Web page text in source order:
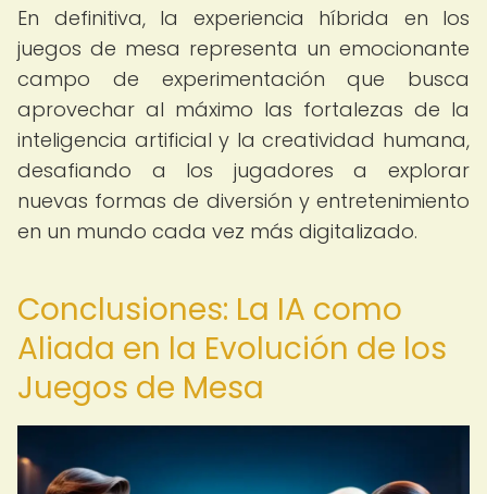
En definitiva, la experiencia híbrida en los
juegos de mesa representa un emocionante
campo de experimentación que busca
aprovechar al máximo las fortalezas de la
inteligencia artificial y la creatividad humana,
desafiando a los jugadores a explorar
nuevas formas de diversión y entretenimiento
en un mundo cada vez más digitalizado.
Conclusiones: La IA como
Aliada en la Evolución de los
Juegos de Mesa